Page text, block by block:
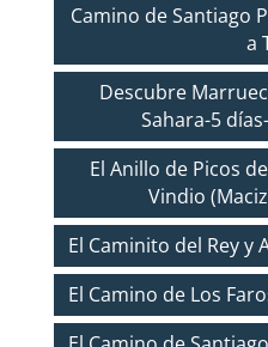
Camino de Santiago
a
Descubre
Sahara-5
El Anillo de Picos
Vindio
El Caminito del Rey y
El Camino de Los